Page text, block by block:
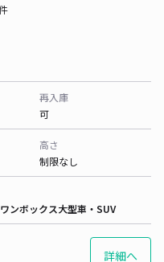
再入庫
可
高さ
制限なし
ワンボックス大型車・SUV
詳細へ